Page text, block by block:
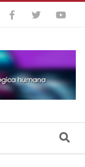
Search